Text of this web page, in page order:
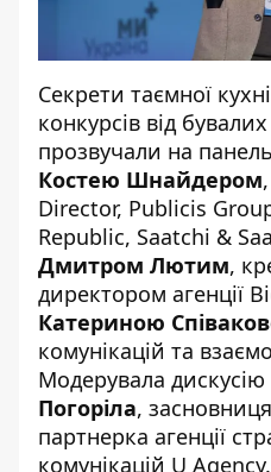
Секрети таємної
конкурсів від
прозвучали на
Костею Шнайдером
Director, Publicis
Republic, Saatchi &
Дмитром Лютим,
директором агенції
Катериною
комунікацій та
Модерувала дискусію
Погоріла,
партнерка агенції
комунікацій U Agency.